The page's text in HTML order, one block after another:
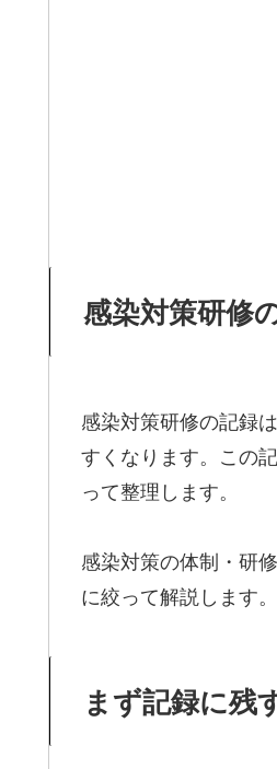
感染対策研修
感染対策研修の記録
すくなります。この
って整理します。
感染対策の体制・研
に絞って解説します。
まず記録に残